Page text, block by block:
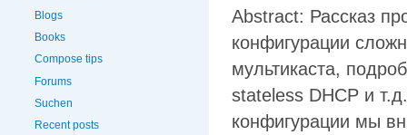
Blogs
Books
Compose tips
Forums
Suchen
Recent posts
Abstract: Рассказ
конфигурации
мультикаста,
stateless DHCP и
конфигурации мы